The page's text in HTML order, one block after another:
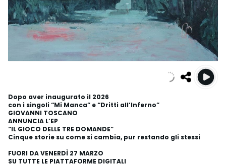
Dopo aver inaugurato il 2026
con i singoli “Mi Manca” e “Dritti all’Inferno”
GIOVANNI TOSCANO
ANNUNCIA L’EP
“IL GIOCO DELLE TRE DOMANDE”
Cinque storie su come si cambia, pur restando gli stessi
FUORI DA VENERDÌ 27 MARZO
SU TUTTE LE PIATTAFORME DIGITALI